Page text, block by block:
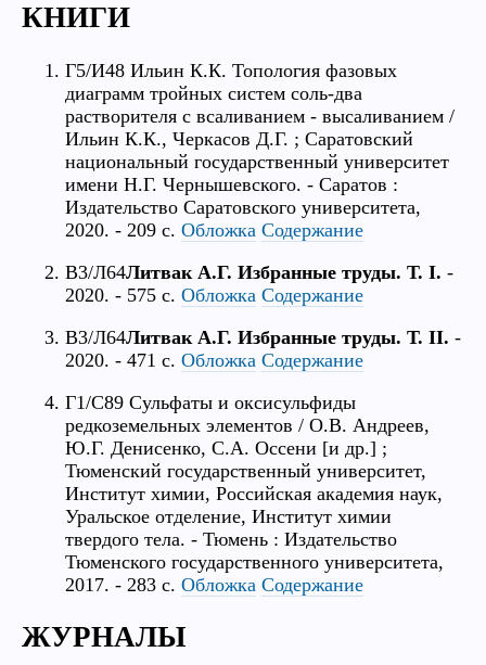
КНИГИ
Г5/И48 Ильин К.К. Топология фазовых
диаграмм тройных систем соль-два
растворителя с всаливанием - высаливанием /
Ильин К.К., Черкасов Д.Г. ; Саратовский
национальный государственный университет
имени Н.Г. Чернышевского. - Саратов :
Издательство Саратовского университета,
2020. - 209 с. Обложка Содержание
В3/Л64Литвак А.Г. Избранные труды. Т. I. -
2020. - 575 с. Обложка Содержание
В3/Л64Литвак А.Г. Избранные труды. Т. II. -
2020. - 471 с. Обложка Содержание
Г1/С89 Сульфаты и оксисульфиды
редкоземельных элементов / О.В. Андреев,
Ю.Г. Денисенко, С.А. Оссени [и др.] ;
Тюменский государственный университет,
Институт химии, Российская академия наук,
Уральское отделение, Институт химии
твердого тела. - Тюмень : Издательство
Тюменского государственного университета,
2017. - 283 с. Обложка Содержание
ЖУРНАЛЫ